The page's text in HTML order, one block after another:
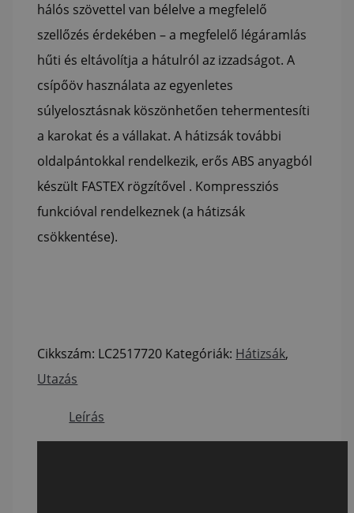
hálós szövettel van bélelve a megfelelő
szellőzés érdekében – a megfelelő légáramlás
hűti és eltávolítja a hátulról az izzadságot. A
csípőöv használata az egyenletes
súlyelosztásnak köszönhetően tehermentesíti
a karokat és a vállakat. A hátizsák további
oldalpántokkal rendelkezik, erős ABS anyagból
készült FASTEX rögzítővel . Kompressziós
funkcióval rendelkeznek (a hátizsák
csökkentése).
Cikkszám: LC2517720 Kategóriák: Hátizsák,
Utazás
Leírás